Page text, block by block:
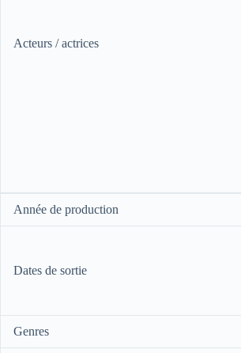
Acteurs / actrices
Année de production
Dates de sortie
Genres